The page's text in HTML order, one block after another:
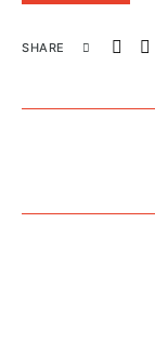
SHARE